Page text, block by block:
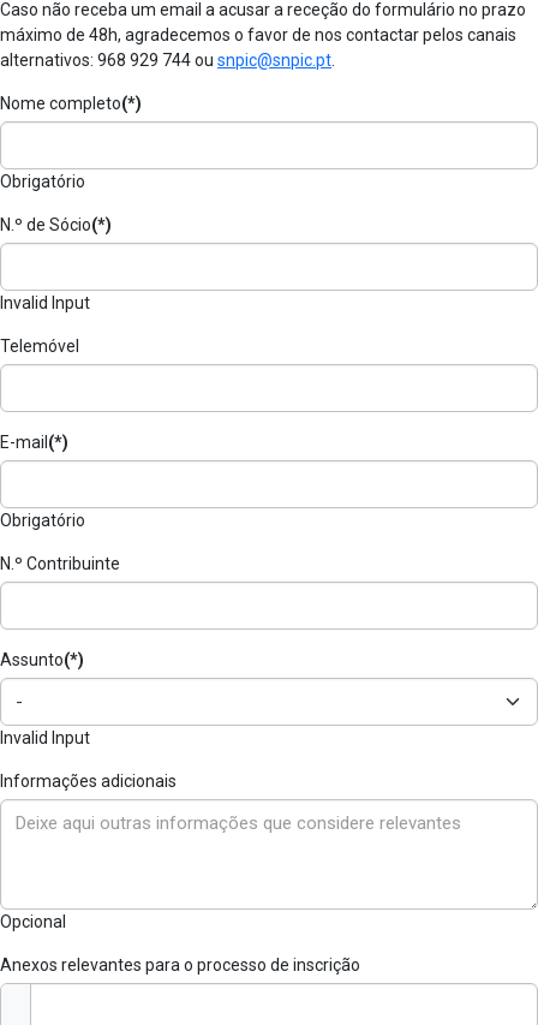
Caso não receba um email a acusar a receção do formulário no prazo
máximo de 48h, agradecemos o favor de nos contactar pelos canais
alternativos: 968 929 744 ou snpic@snpic.pt
Nome completo(*)
Obrigatório
N.º de Sócio(*)
Invalid Input
Telemóvel
E-mail (*)
Obrigatório
N.º Contribuinte
Assunto(*)
Invalid Input
Informações adicionais
Opcional
Anexos relevantes para o processo de inscrição